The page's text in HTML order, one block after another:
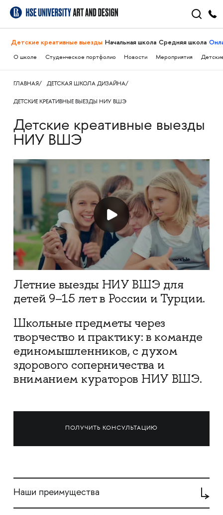
Детские креативные выезды Начальная школа Средняя школа
О школе Студенческое портфолио Новости Мероприятия
ГЛАВНАЯ ДЕТСКАЯ ШКОЛА ДИЗАЙНА
ДЕТСКИЕ КРЕАТИВНЫЕ ВЫЕЗДЫ НИУ ВШЭ
Детские креативные выезды
НИУ ВШЭ
Летние выезды НИУ ВШЭ для
детей 9–15 лет в России и Турции.
Школьные предметы через
творчество и практику: в команде
единомышленников, с духом
здорового соперничества и
вниманием кураторов НИУ ВШЭ.
ПОЛУЧИТЬ КОНСУЛЬТАЦИЮ
Наши преимущества